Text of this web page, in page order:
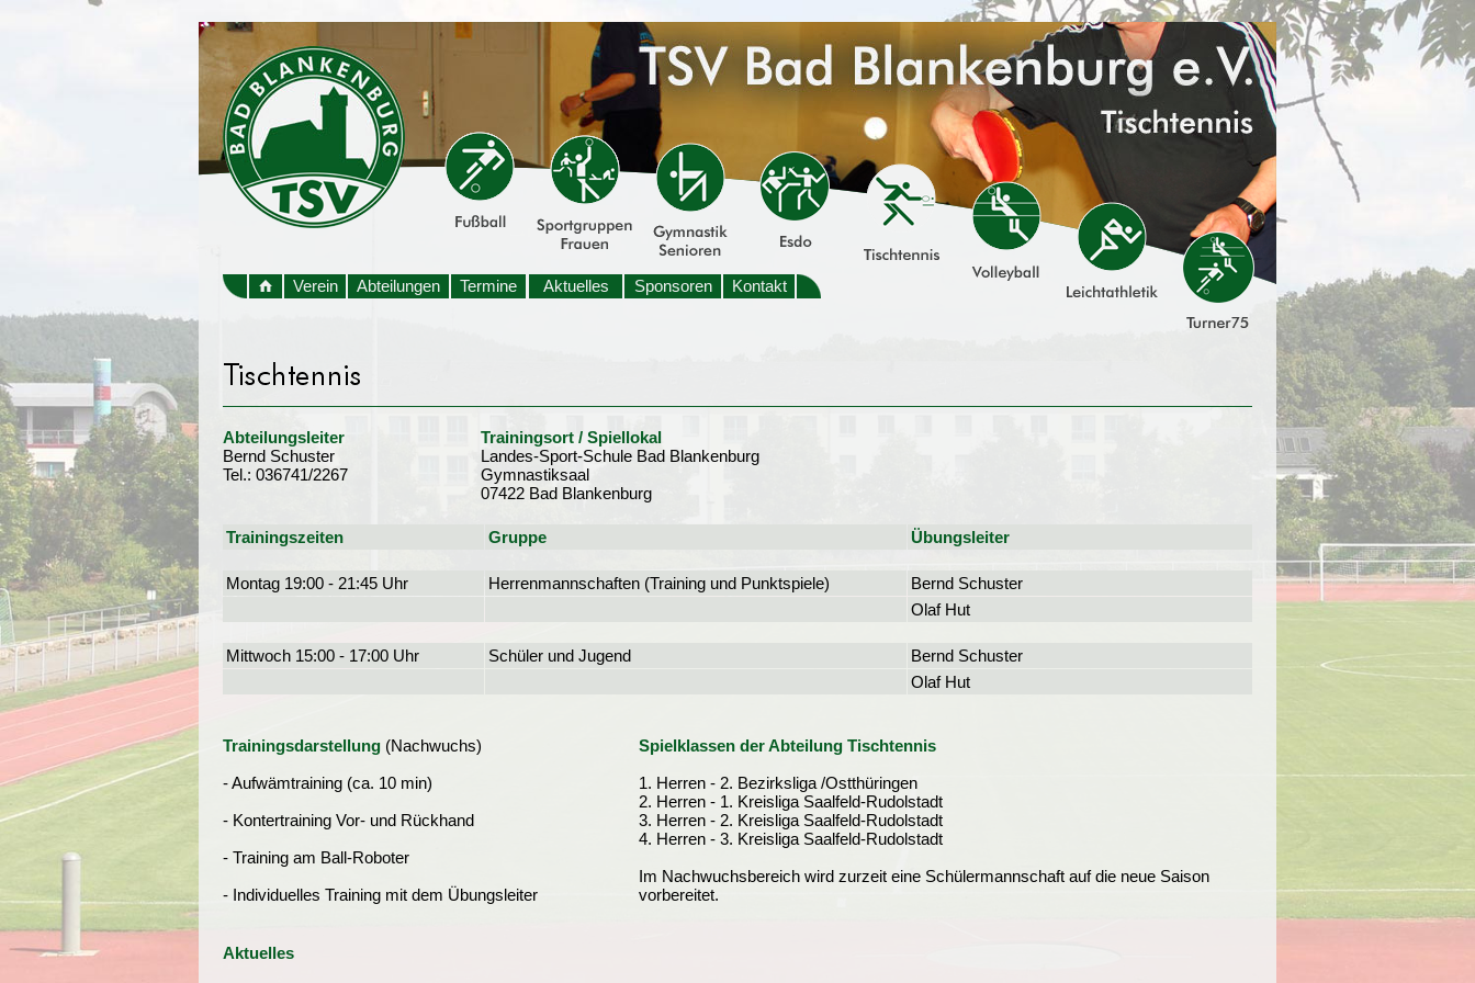
Verein Abteilungen Termine Aktuelles Sponsoren Kontakt
Abteilungsleiter
Bernd Schuster
Tel.: 036741/2267
Trainingsort / Spiellokal
Landes-Sport-Schule Bad Blankenburg
Gymnastiksaal
07422 Bad Blankenburg
Trainingszeiten Gruppe Übungsleiter
Montag 19:00 - 21:45 Uhr Herrenmannschaften (Training und Punktspiele)
Bernd Schuster
Olaf Hut
Mittwoch 15:00 - 17:00 Uhr Schüler und Jugend
Bernd Schuster
Olaf Hut
Trainingsdarstellung (Nachwuchs)
- Aufwämtraining (ca. 10 min)
- Kontertraining Vor- und Rückhand
- Training am Ball-Roboter
- Individuelles Training mit dem Übungsleiter
Spielklassen der Abteilung Tischtennis
1. Herren - 2. Bezirksliga /Ostthüringen
2. Herren - 1. Kreisliga Saalfeld-Rudolstadt
3. Herren - 2. Kreisliga Saalfeld-Rudolstadt
4. Herren - 3. Kreisliga Saalfeld-Rudolstadt
Im Nachwuchsbereich wird zurzeit eine Schülermannschaft auf die neue Saison
vorbereitet.
Aktuelles